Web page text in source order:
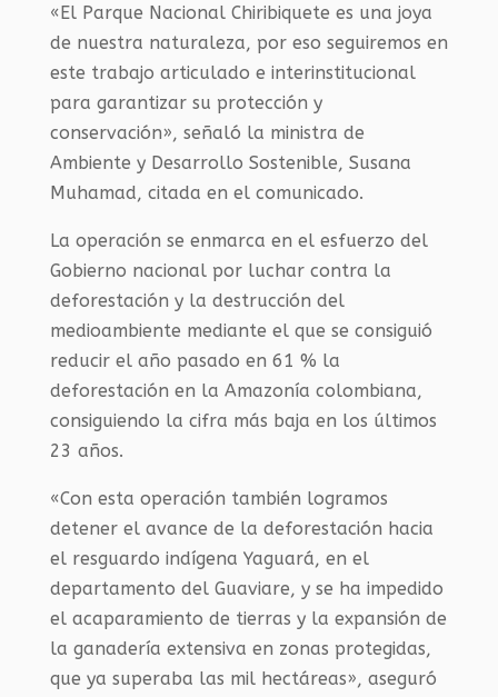
«El Parque Nacional Chiribiquete es una joya
de nuestra naturaleza, por eso seguiremos en
este trabajo articulado e interinstitucional
para garantizar su protección y
conservación», señaló la ministra de
Ambiente y Desarrollo Sostenible, Susana
Muhamad, citada en el comunicado.
La operación se enmarca en el esfuerzo del
Gobierno nacional por luchar contra la
deforestación y la destrucción del
medioambiente mediante el que se consiguió
reducir el año pasado en 61 % la
deforestación en la Amazonía colombiana,
consiguiendo la cifra más baja en los últimos
23 años.
«Con esta operación también logramos
detener el avance de la deforestación hacia
el resguardo indígena Yaguará, en el
departamento del Guaviare, y se ha impedido
el acaparamiento de tierras y la expansión de
la ganadería extensiva en zonas protegidas,
que ya superaba las mil hectáreas», aseguró